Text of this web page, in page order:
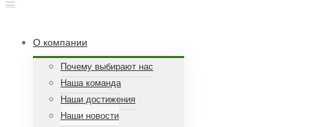
О компании
Почему выбирают нас
Наша команда
Наши достижения
Наши новости